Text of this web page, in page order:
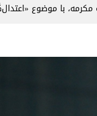
با موضوع